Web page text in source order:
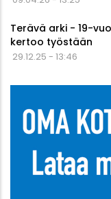
Terävä arki - 19-
kertoo työstään
29.12.25 - 13:46